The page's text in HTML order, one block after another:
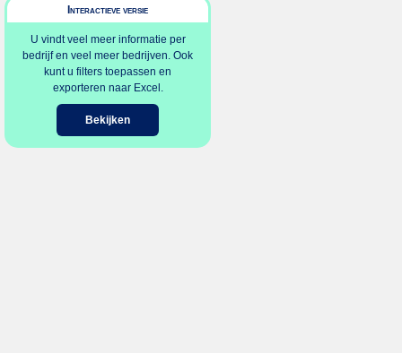
Interactieve versie
U vindt veel meer informatie per
bedrijf en veel meer bedrijven. Ook
kunt u filters toepassen en
exporteren naar Excel.
Bekijken